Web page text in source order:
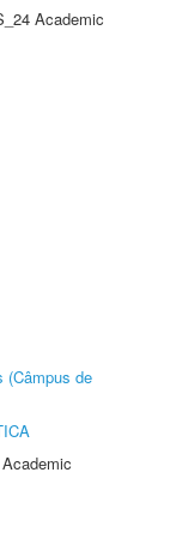
Academic
(Câmpus de